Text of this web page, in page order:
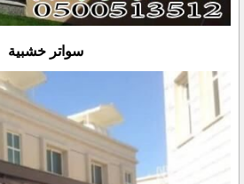
سواتر خشبية